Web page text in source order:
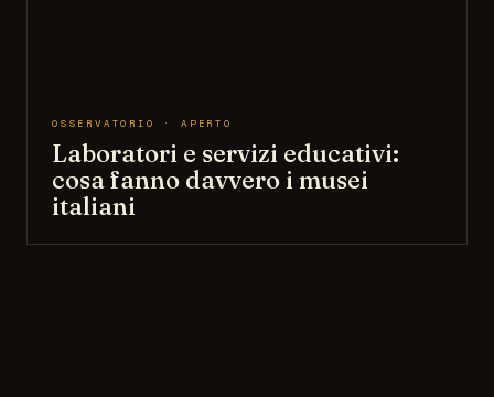
OSSERVATORIO · APERTO
Laboratori e servizi educativi:
cosa fanno davvero i musei
italiani